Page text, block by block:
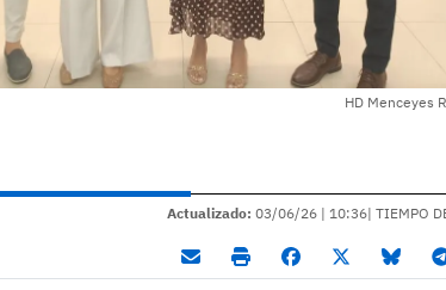
HD Menceyes
Actualizado: 03/06/26 | 10:36| TIEMPO